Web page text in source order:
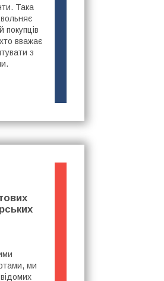
Така
покупців
вважає
з
ми